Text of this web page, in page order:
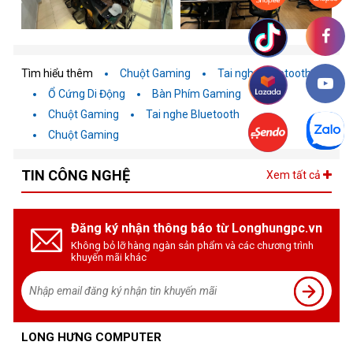
Tìm hiểu thêm Chuột Gaming
Tai nghe Bluetooth
Ổ Cứng Di Động
Bàn Phím Gaming
Chuột Gaming
Tai nghe Bluetooth
Chuột Gaming
TIN CÔNG NGHỆ Xem tất cả
Đăng ký nhận thông báo từ Longhungpc.vn
Không bỏ lỡ hàng ngàn sản phẩm và các chương trình
khuyến mãi khác
LONG HƯNG COMPUTER